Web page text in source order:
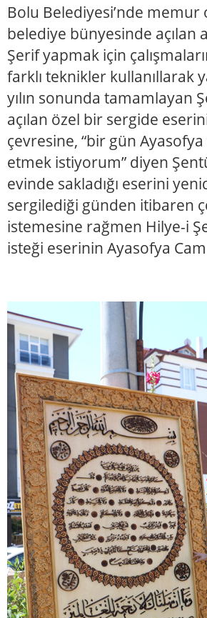
Bolu Belediyesi’nde memur
belediye bünyesinde açılan
Şerif yapmak için
farklı teknikler kullanıllarak
yılın sonunda tamamlayan
açılan özel bir sergide
çevresine, “bir gün
etmek istiyorum” diyen
evinde sakladığı eserini
sergilediği günden itibaren
istemesine rağmen Hilye-i
isteği eserinin Ayasofya